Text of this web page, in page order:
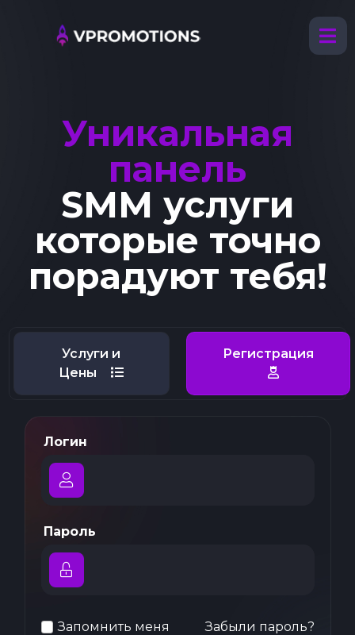
Уникальная
панель
SMM услуги
которые точно
порадуют тебя!
Услуги и
Цены
Регистрация
Логин
Пароль
Запомнить меня Забыли пароль?